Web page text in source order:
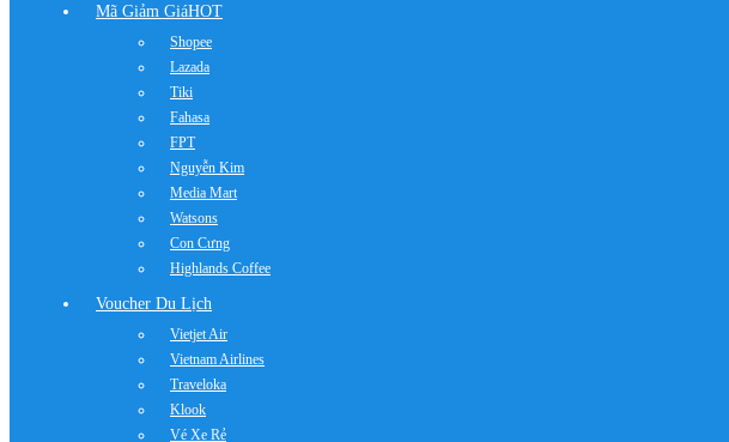
Mã Giảm GiáHOT
Shopee
Lazada
Tiki
Fahasa
FPT
Nguyễn Kim
Media Mart
Watsons
Con Cưng
Highlands Coffee
Voucher Du Lịch
Vietjet Air
Vietnam Airlines
Traveloka
Klook
Vé Xe Rẻ